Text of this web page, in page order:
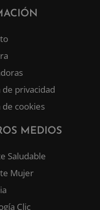
de privacidad
de cookies
MEDIOS
Saludable
Mujer
Clic